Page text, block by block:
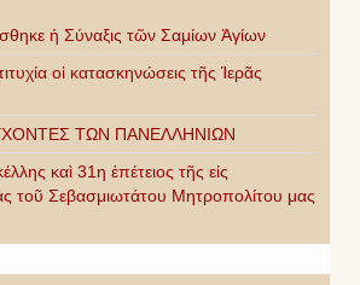
ἡ Σύναξις τῶν Σαμίων Ἁγίων
οἱ κατασκηνώσεις τῆς Ἱερᾶς
ΤΩΝ ΠΑΝΕΛΛΗΝΙΩΝ
καὶ 31η ἐπέτειος τῆς εἰς
τοῦ Σεβασμιωτάτου Μητροπολίτου μας